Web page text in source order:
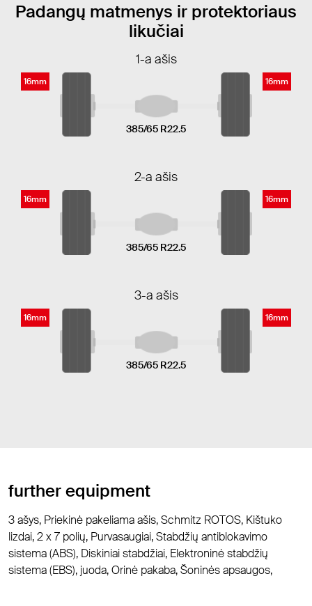
Padangų matmenys ir protektoriaus
likučiai
1-a ašis
16mm
385/65 R22.5
16mm
2-a ašis
16mm
385/65 R22.5
16mm
3-a ašis
16mm
385/65 R22.5
16mm
further equipment
3 ašys, Priekinė pakeliama ašis, Schmitz ROTOS, Kištuko
lizdai, 2 x 7 polių, Purvasaugiai, Stabdžių antiblokavimo
sistema (ABS), Diskiniai stabdžiai, Elektroninė stabdžių
sistema (EBS), juoda, Orinė pakaba, Šoninės apsaugos,